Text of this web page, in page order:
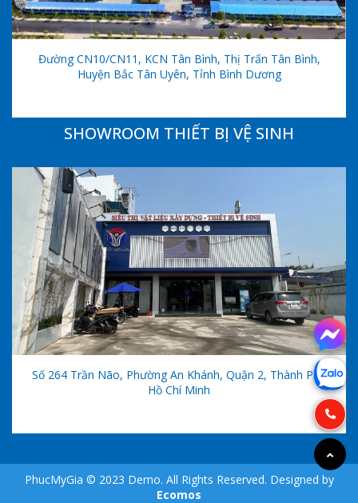
Đường CN10/CN11, KCN Tân Bình, Thị Trấn Tân Bình,
Huyện Bắc Tân Uyên, Tỉnh Bình Dương
SHOWROOM THIẾT BỊ VỆ SINH
Số 264 Trần Não, Phường An Khánh, Quận 2, Thành Phố
Hồ Chí Minh
PhucMyGia © 2023 Demo. All Rights Reserved. Designed by
Ecomos